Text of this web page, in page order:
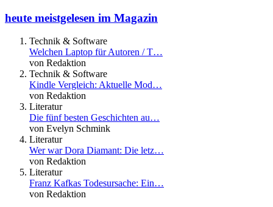
heute meistgelesen im Magazin
Technik & Software
Welchen Laptop für Autoren / T…
von Redaktion
Technik & Software
Kindle Vergleich: Aktuelle Mod…
von Redaktion
Literatur
Die fünf besten Geschichten au…
von Evelyn Schmink
Literatur
Wer war Dora Diamant: Die letz…
von Redaktion
Literatur
Franz Kafkas Todesursache: Ein…
von Redaktion